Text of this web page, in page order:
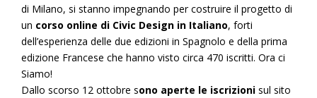
di Milano, si stanno impegnando per costruire il progetto di
un corso online di Civic Design in Italiano, forti
dell’esperienza delle due edizioni in Spagnolo e della prima
edizione Francese che hanno visto circa 470 iscritti. Ora ci
Siamo!
Dallo scorso 12 ottobre sono aperte le iscrizioni sul sito